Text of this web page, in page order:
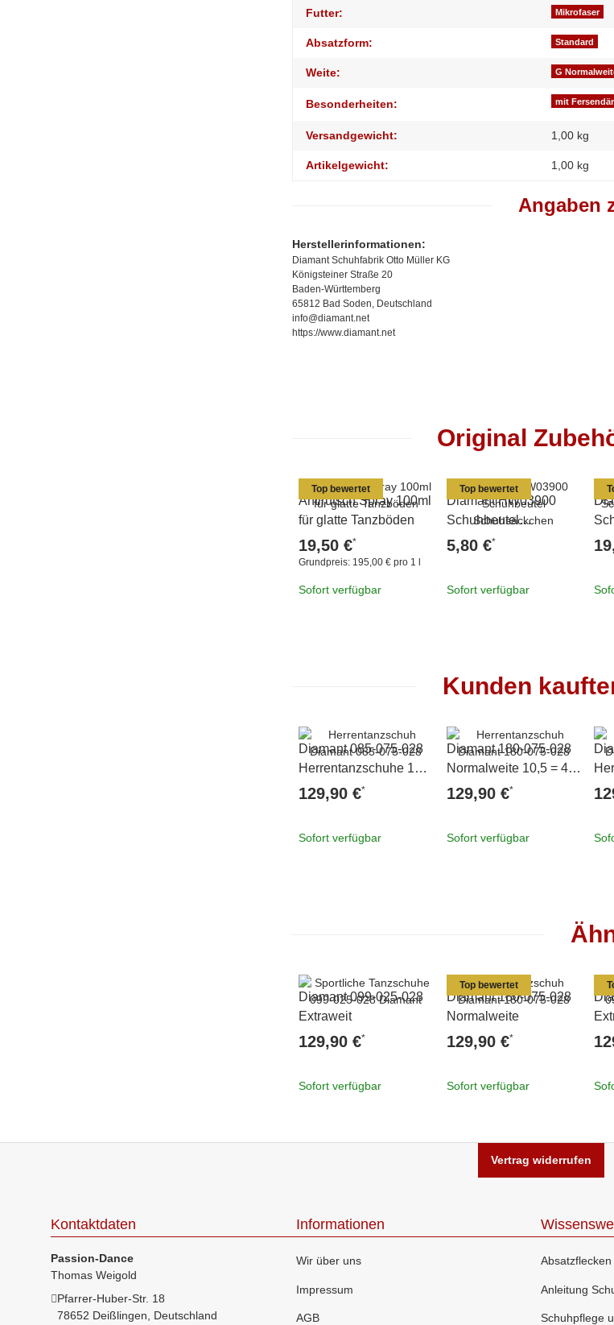
Futter: Mikrofaser
Absatzform: Standard
Weite: G
Besonderheiten: mit
Versandgewicht: 1,00 kg
Artikelgewicht: 1,00 kg
Angaben
Herstellerinformationen:
Diamant Schuhfabrik Otto Müller KG
Königsteiner Straße 20
Baden-Württemberg
65812 Bad Soden, Deutschland
info@diamant.net
https://www.diamant.net
Original
Top bewertet
Antirutsch Spray 100ml
für glatte Tanzböden
19,50 €*
Grundpreis: 195,00 € pro 1 l
Sofort verfügbar
Top bewertet
Diamant HW03900
Schuhbeutel
Schuhsäckchen
5,80 €*
Sofort verfügbar
Kunden
Diamant 085-075-028
Herrentanzschuhe 10 =
44 2/3
129,90 €*
Sofort verfügbar
Diamant 180-075-028
Normalweite 10,5 = 45
1/3
129,90 €*
Sofort verfügbar
46
Diamant 099-025-028
Extraweit
129,90 €*
Sofort verfügbar
Top bewertet
Diamant 180-075-028
Normalweite
129,90 €*
Sofort verfügbar
Vertrag widerrufen
Kontaktdaten
Passion-Dance
Thomas Weigold
Pfarrer-Huber-Str. 18
78652 Deißlingen, Deutschland
Informationen
Wir über uns
Impressum
AGB
Anleitung
Schuhpflege